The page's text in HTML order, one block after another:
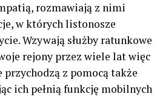
rozmawiają z nimi
w których listonosze
Wzywają służby ratunkowe
rejony przez wiele lat więc
z pomocą także
ich pełnią funkcję mobilnych